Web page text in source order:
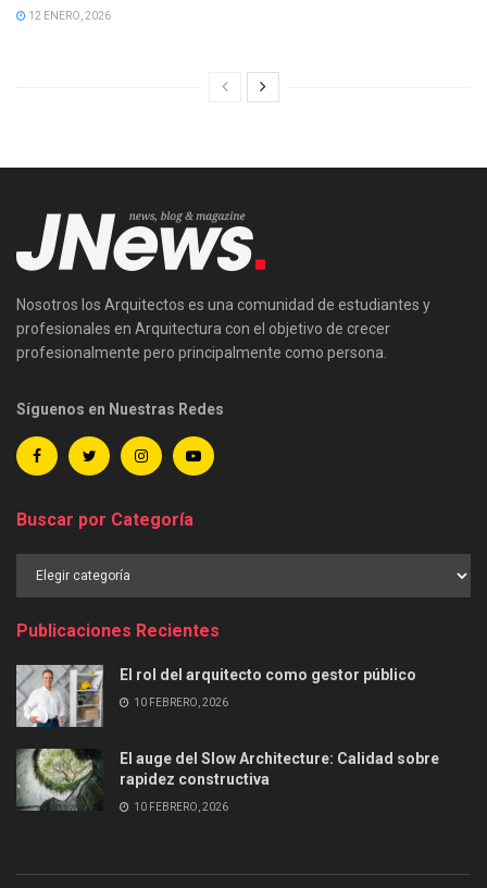
12 ENERO, 2026
Nosotros los Arquitectos es una comunidad de estudiantes y
profesionales en Arquitectura con el objetivo de crecer
profesionalmente pero principalmente como persona.
Síguenos en Nuestras Redes
Buscar por Categoría
Publicaciones Recientes
El rol del arquitecto como gestor público
10 FEBRERO, 2026
El auge del Slow Architecture: Calidad sobre
rapidez constructiva
10 FEBRERO, 2026